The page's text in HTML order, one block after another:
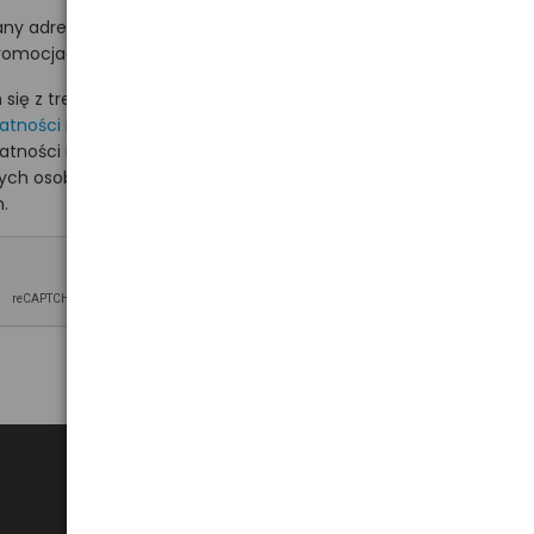
adres e-mail
na hurt.com.pl.
z treścią i akceptuję
i wyrażam zgodę
osobowych na